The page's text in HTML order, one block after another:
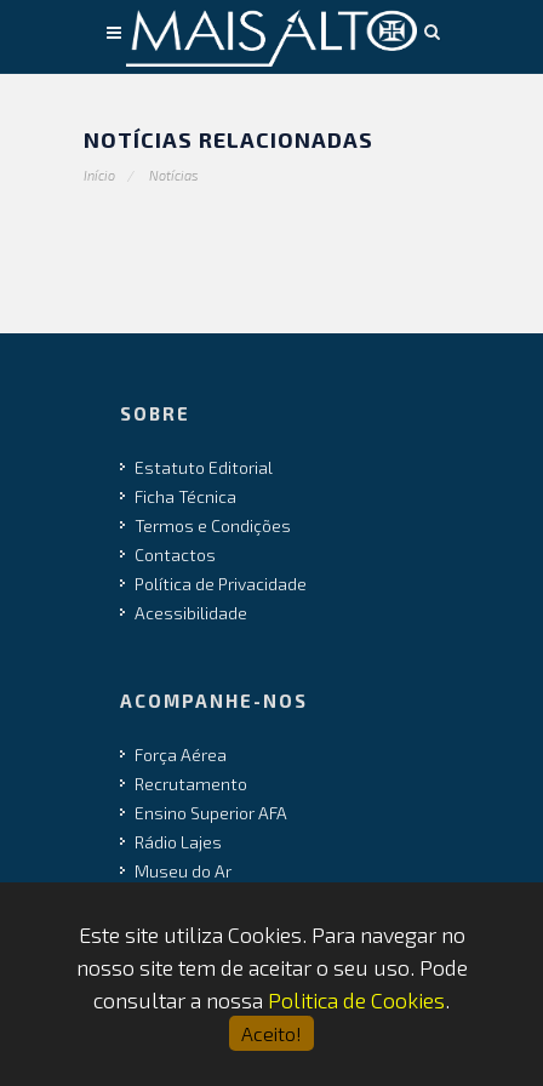
Conteúdo principal
NOTÍCIAS RELACIONADAS
Início Notícias
SOBRE
Estatuto Editorial
Ficha Técnica
Termos e Condições
Contactos
Política de Privacidade
Acessibilidade
ACOMPANHE-NOS
Força Aérea
Recrutamento
Ensino Superior AFA
Rádio Lajes
Museu do Ar
WEBTEAM
Este site utiliza Cookies. Para navegar no
nosso site tem de aceitar o seu uso. Pode
consultar a nossa Politica de Cookies.
Aceito!